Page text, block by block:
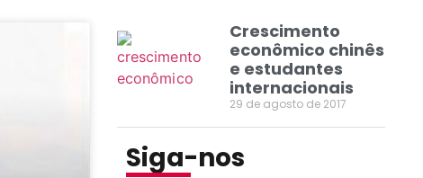
Crescimento
econômico chinês
e estudantes
internacionais
29 de agosto de 2017
Siga-nos